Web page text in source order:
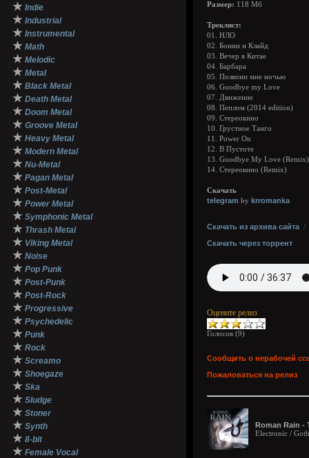
★ Indie
★ Industrial
★ Instrumental
★ Math
★ Melodic
★ Metal
★ Black Metal
★ Death Metal
★ Doom Metal
★ Groove Metal
★ Heavy Metal
★ Modern Metal
★ Nu-Metal
★ Pagan Metal
★ Post-Metal
★ Power Metal
★ Symphonic Metal
★ Thrash Metal
★ Viking Metal
★ Noise
★ Pop Punk
★ Post-Punk
★ Post-Rock
★ Progressive
★ Psychedelic
★ Punk
★ Rock
★ Screamo
★ Shoegaze
★ Ska
★ Sludge
★ Stoner
★ Synth
★ 8-bit
★ Female Vocal
Размер: 118 Мб
Треклист:
01. НЛО
02. Бонни и Клайд
03. Вечер в Китае
04. Барбара
05. Позвони мне ночью
06. Goodbye my Love
07. Движение
08. Пеплом (2014 edition)
09. Стереокино
10. Грустное Танго
11. Power On
12. В Пустоте
13. Goodbye My Love (Remix)
14. Стереокино (Remix)
Скачать
telegram by krromanka
Скачать из архива сайта /
Скачать через торрент
Оцените релиз
Голосов (9)
Сообщить о нерабочей
Пожаловаться на релиз
Roman Rain -
Electronic /